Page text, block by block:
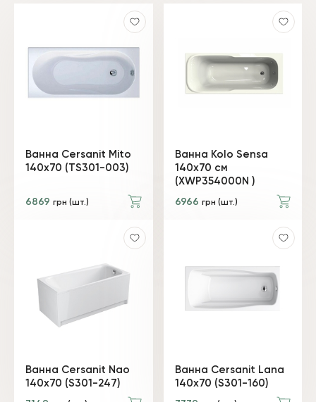
Ванна Cersanit Mito
140x70 (TS301-003)
6869 грн (шт.)
Ванна Kolo Sensa
140х70 см
(XWP354000N )
6966 грн (шт.)
Ванна Cersanit Nao
140x70 (S301-247)
Ванна Cersanit Lana
140х70 (S301-160)